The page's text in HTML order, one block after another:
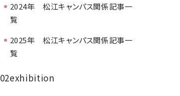
2024年 松江キャンパス関係記事一
覧
2025年 松江キャンパス関係記事一
覧
02exhibition